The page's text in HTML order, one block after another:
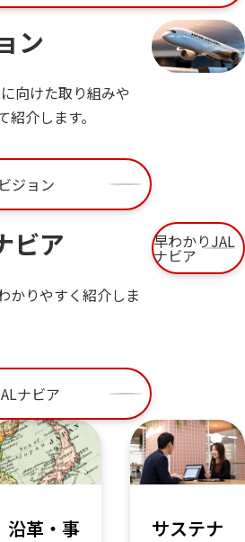
ン
向けた取り組みや
介します。
ジョン
ビア
かりやすく紹介しま
ナビア
早わかりJAL
ナビア
沿革・事
サステナ